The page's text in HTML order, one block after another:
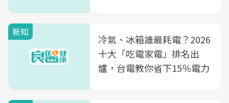
新知
冷氣、冰箱誰最耗電？2026
十大「吃電家電」排名出
爐，台電教你省下15％電力